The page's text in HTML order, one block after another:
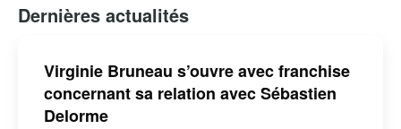
Dernières actualités
Virginie Bruneau s’ouvre avec franchise
concernant sa relation avec Sébastien
Delorme